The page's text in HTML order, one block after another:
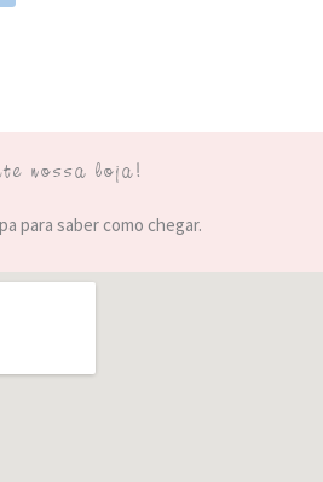
nossa loja!
para saber como chegar.